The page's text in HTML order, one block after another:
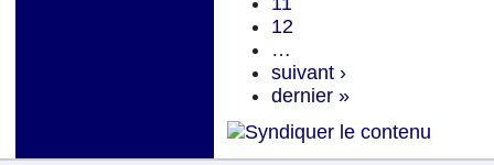
12
…
suivant ›
dernier »